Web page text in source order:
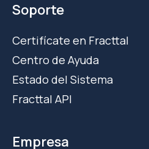
Soporte
Certifícate en Fracttal
Centro de Ayuda
Estado del Sistema
Fracttal API
Empresa